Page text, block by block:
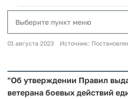
Выберите пункт меню
01 августа 2023 Источник:
"Об утверждении Правил
ветерана боевых действий